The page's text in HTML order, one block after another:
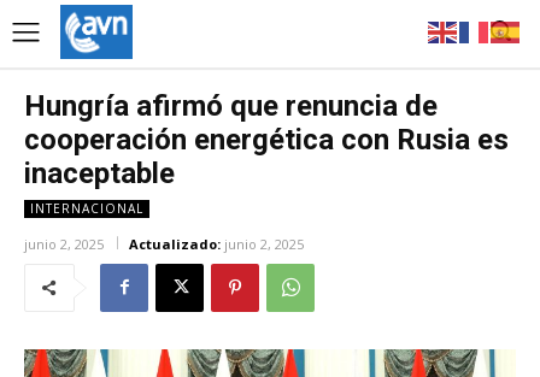
Hungría afirmó que renuncia de
cooperación energética con Rusia es
inaceptable
INTERNACIONAL
junio 2, 2025 Actualizado: junio 2, 2025